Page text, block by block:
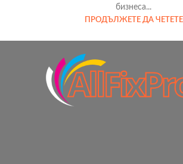
бизнеса...
ПРОДЪЛЖЕТЕ ДА ЧЕТЕТЕ